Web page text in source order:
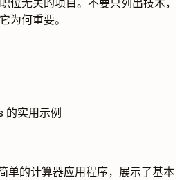
为何重要。
的实用示例
单的计算器应用程序，展示了基本